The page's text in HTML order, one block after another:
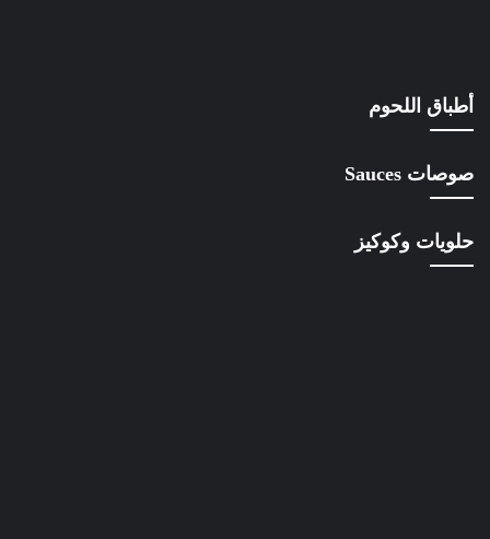
أطباق اللحوم
صوصات Sauces
حلويات وكوكيز